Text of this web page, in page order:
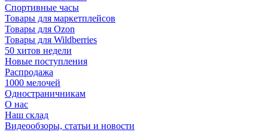
Спортивные часы
Товары для маркетплейсов
Товары для Ozon
Товары для Wildberries
50 хитов недели
Новые поступления
Распродажа
1000 мелочей
Одностраничникам
О нас
Наш склад
Видеообзоры, статьи и новости